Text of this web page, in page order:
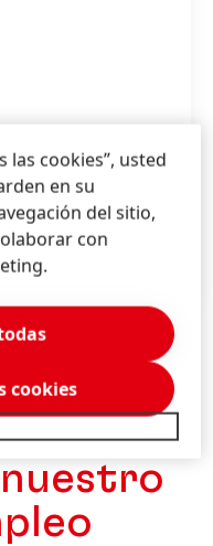
tu
las cookies”, usted
en su
del sitio,
con
cookies